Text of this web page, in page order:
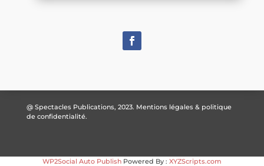
@ Spectacles Publications, 2023. Mentions légales & politique
de confidentialité.
WP2Social Auto Publish Powered By : XYZScripts.com